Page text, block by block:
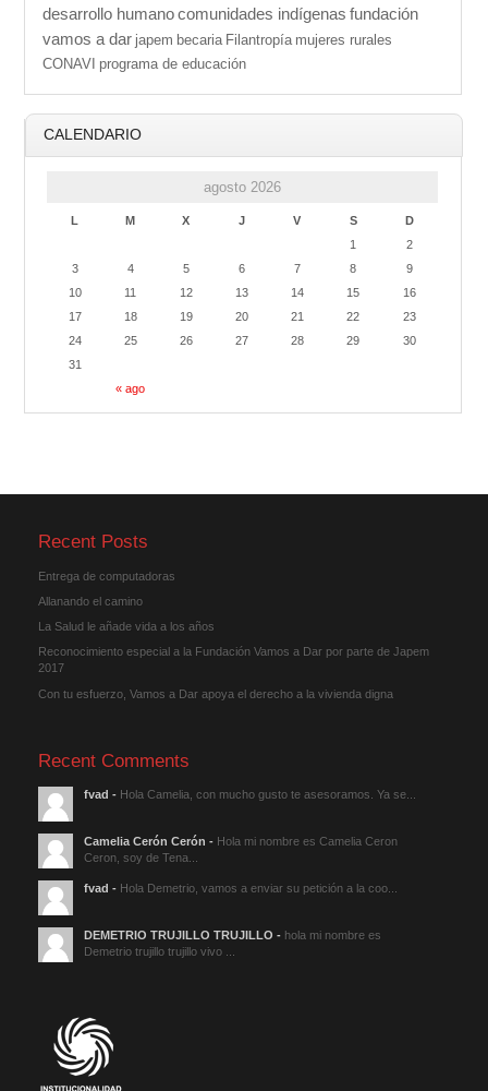
desarrollo humano comunidades indígenas fundación
vamos a dar japem becaria Filantropía mujeres rurales
CONAVI programa de educación
CALENDARIO
agosto 2026
L M X J V S D
« ago
1
2
3
4 5 6 7 8
9
10
11 12 13 14 15
16
17
18 19 20 21 22
23
24
25 26 27 28 29
30
31
Recent Posts
Entrega de computadoras
Allanando el camino
La Salud le añade vida a los años
Reconocimiento especial a la Fundación Vamos a Dar por parte de Japem
2017
Con tu esfuerzo, Vamos a Dar apoya el derecho a la vivienda digna
Recent Comments
fvad - Hola Camelia, con mucho gusto te asesoramos. Ya se...
Camelia Cerón Cerón - Hola mi nombre es Camelia Ceron
Ceron, soy de Tena...
fvad - Hola Demetrio, vamos a enviar su petición a la coo...
DEMETRIO TRUJILLO TRUJILLO - hola mi nombre es
Demetrio trujillo trujillo vivo ...